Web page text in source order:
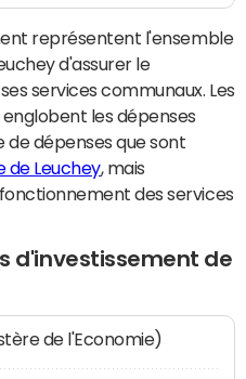
représentent l'ensemble
d'assurer le
services communaux. Les
les dépenses
de dépenses que sont
de Leuchey, mais
des services
d'investissement de
de l'Economie)